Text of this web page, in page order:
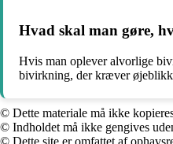
Hvad skal man gøre,
Hvis man oplever alvorlige
bivirkning, der kræver
© Dette materiale må ikke
© Indholdet må ikke gengives
© Dette site er omfattet af